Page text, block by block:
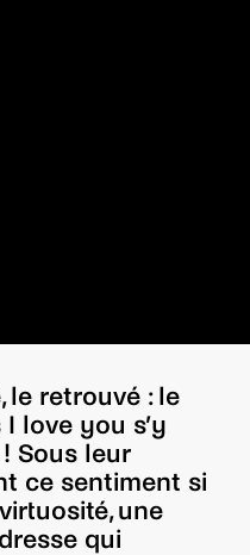
le retrouvé : le
love you s’y
Sous leur
ce sentiment si
une
qui